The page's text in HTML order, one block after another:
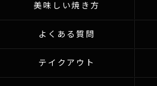
美味しい焼き方
よくある質問
テイクアウト